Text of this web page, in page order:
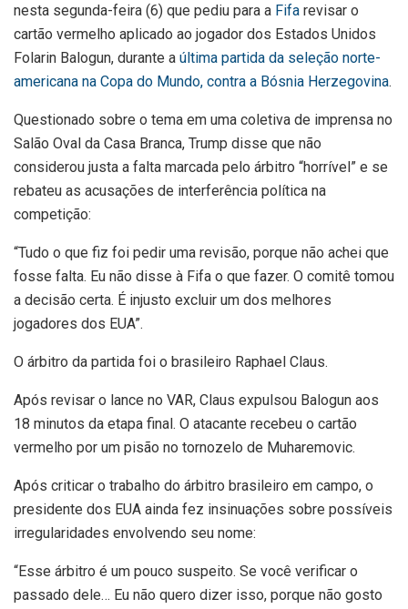
nesta segunda-feira (6) que pediu para a Fifa revisar o
cartão vermelho aplicado ao jogador dos Estados Unidos
Folarin Balogun, durante a última partida da seleção norte-
americana na Copa do Mundo, contra a Bósnia Herzegovina.
Questionado sobre o tema em uma coletiva de imprensa no
Salão Oval da Casa Branca, Trump disse que não
considerou justa a falta marcada pelo árbitro “horrível” e se
rebateu as acusações de interferência política na
competição:
“Tudo o que fiz foi pedir uma revisão, porque não achei que
fosse falta. Eu não disse à Fifa o que fazer. O comitê tomou
a decisão certa. É injusto excluir um dos melhores
jogadores dos EUA”.
O árbitro da partida foi o brasileiro Raphael Claus.
Após revisar o lance no VAR, Claus expulsou Balogun aos
18 minutos da etapa final. O atacante recebeu o cartão
vermelho por um pisão no tornozelo de Muharemovic.
Após criticar o trabalho do árbitro brasileiro em campo, o
presidente dos EUA ainda fez insinuações sobre possíveis
irregularidades envolvendo seu nome:
“Esse árbitro é um pouco suspeito. Se você verificar o
passado dele… Eu não quero dizer isso, porque não gosto